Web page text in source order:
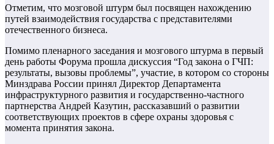
Отметим, что мозговой штурм был посвящен нахождению
путей взаимодействия государства с представителями
отечественного бизнеса.
Помимо пленарного заседания и мозгового штурма в первый
день работы Форума прошла дискуссия “Год закона о ГЧП:
результаты, вызовы проблемы”, участие, в котором со стороны
Минздрава России принял Директор Департамента
инфраструктурного развития и государственно-частного
партнерства Андрей Казутин, рассказавший о развитии
соответствующих проектов в сфере охраны здоровья с
момента принятия закона.